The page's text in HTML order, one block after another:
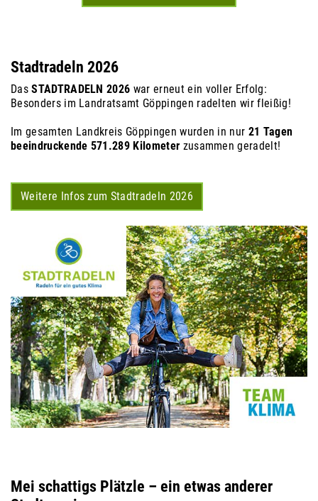
Stadtradeln 2026
DasSTADTRADELN 2026 war erneut ein voller Erfolg:
Besonders im Landratsamt Göppingen radelten wir fleißig!
Im gesamten Landkreis Göppingen wurden in nur 21 Tagen
beeindruckende 571.289 Kilometer zusammen geradelt!
Weitere Infos zum Stadtradeln 2026
Mei schattigs Plätzle – ein etwas anderer